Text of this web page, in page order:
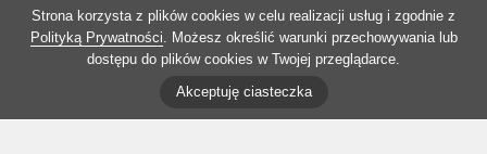
Strona korzysta z plików cookies w celu realizacji usług i zgodnie z
Polityką Prywatności. Możesz określić warunki przechowywania lub
dostępu do plików cookies w Twojej przeglądarce.
Akceptuję ciasteczka